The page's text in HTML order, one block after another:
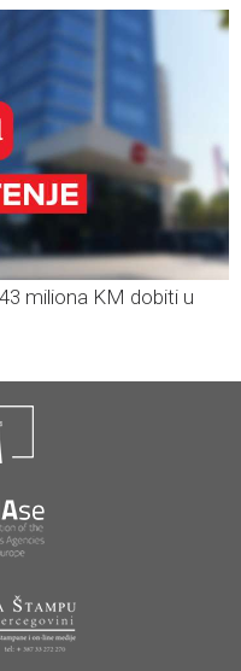
miliona KM dobiti u